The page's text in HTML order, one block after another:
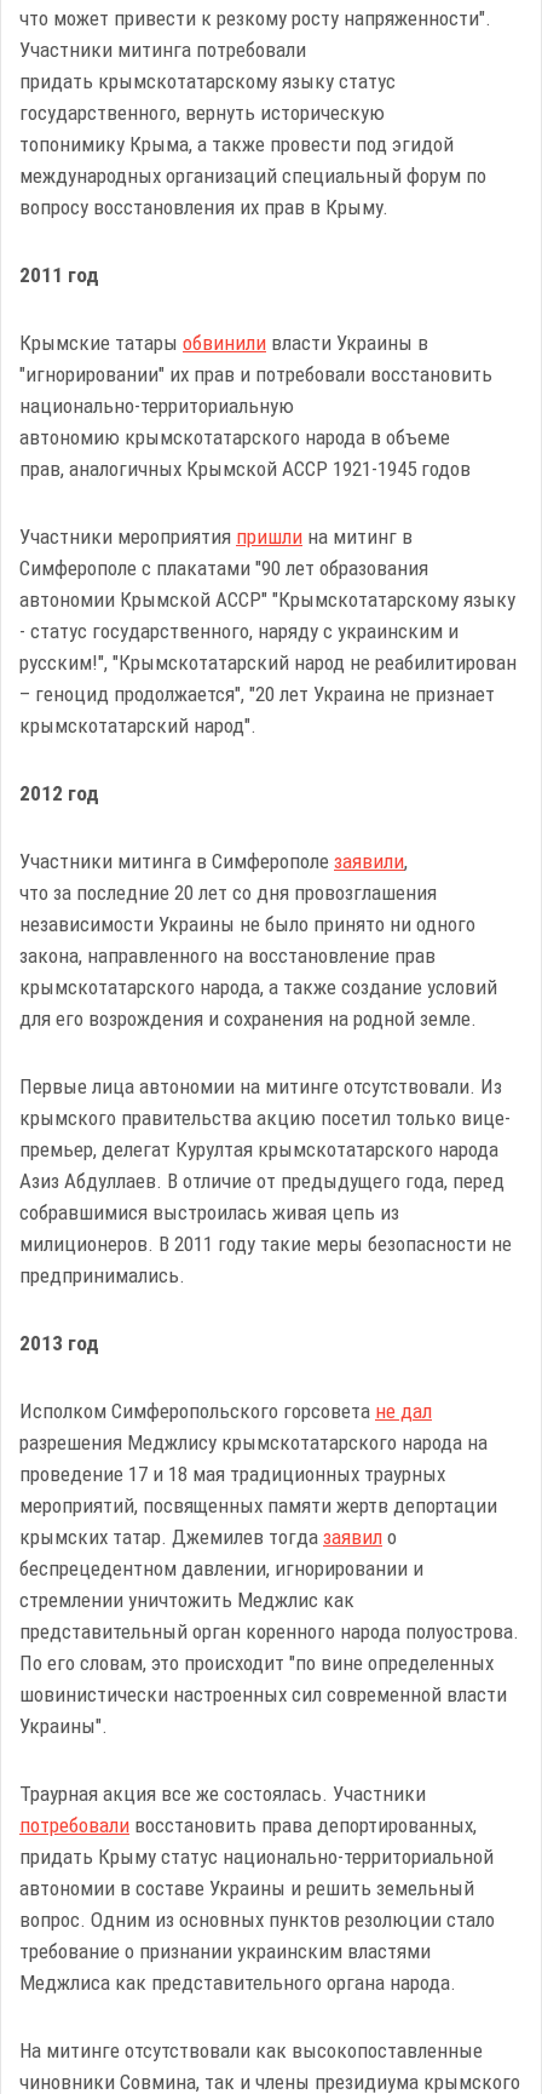
что может привести к резкому росту напряженности".
Участники митинга потребовали
придать крымскотатарскому языку статус
государственного, вернуть историческую
топонимику Крыма, а также провести под эгидой
международных организаций специальный форум по
вопросу восстановления их прав в Крыму.
2011 год
Крымские татары обвинили власти Украины в
"игнорировании" их прав и потребовали восстановить
национально-территориальную
автономию крымскотатарского народа в объеме
прав, аналогичных Крымской АССР 1921-1945 годов
Участники мероприятия пришли на митинг в
Симферополе с плакатами "90 лет образования
автономии Крымской АССР" "Крымскотатарскому языку
- статус государственного, наряду с украинским и
русским!", "Крымскотатарский народ не реабилитирован
– геноцид продолжается", "20 лет Украина не признает
крымскотатарский народ".
2012 год
Участники митинга в Симферополе заявили,
что за последние 20 лет со дня провозглашения
независимости Украины не было принято ни одного
закона, направленного на восстановление прав
крымскотатарского народа, а также создание условий
для его возрождения и сохранения на родной земле.
Первые лица автономии на митинге отсутствовали. Из
крымского правительства акцию посетил только вице-
премьер, делегат Курултая крымскотатарского народа
Азиз Абдуллаев. В отличие от предыдущего года, перед
собравшимися выстроилась живая цепь из
милиционеров. В 2011 году такие меры безопасности не
предпринимались.
2013 год
Исполком Симферопольского горсовета не дал
разрешения Меджлису крымскотатарского народа на
проведение 17 и 18 мая традиционных траурных
мероприятий, посвященных памяти жертв депортации
крымских татар. Джемилев тогда заявил о
беспрецедентном давлении, игнорировании и
стремлении уничтожить Меджлис как
представительный орган коренного народа полуострова.
По его словам, это происходит "по вине определенных
шовинистически настроенных сил современной власти
Украины".
Траурная акция все же состоялась. Участники
потребовали восстановить права депортированных,
придать Крыму статус национально-территориальной
автономии в составе Украины и решить земельный
вопрос. Одним из основных пунктов резолюции стало
требование о признании украинским властями
Меджлиса как представительного органа народа.
На митинге отсутствовали как высокопоставленные
чиновники Совмина, так и члены президиума крымского